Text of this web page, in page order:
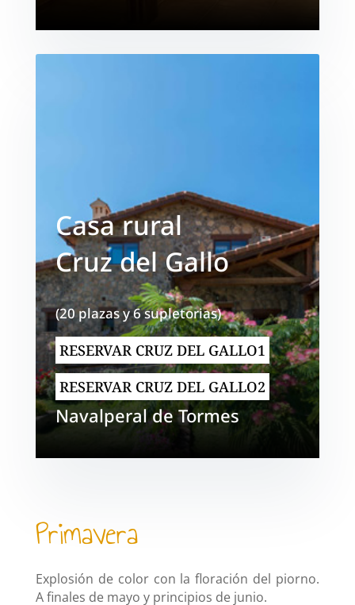
Casa rural
Cruz del Gallo
(20 plazas y 6 supletorias)
RESERVAR CRUZ DEL GALLO1
RESERVAR CRUZ DEL GALLO2
Navalperal de Tormes
Primavera
Explosión de color con la floración del piorno.
A finales de mayo y principios de junio.